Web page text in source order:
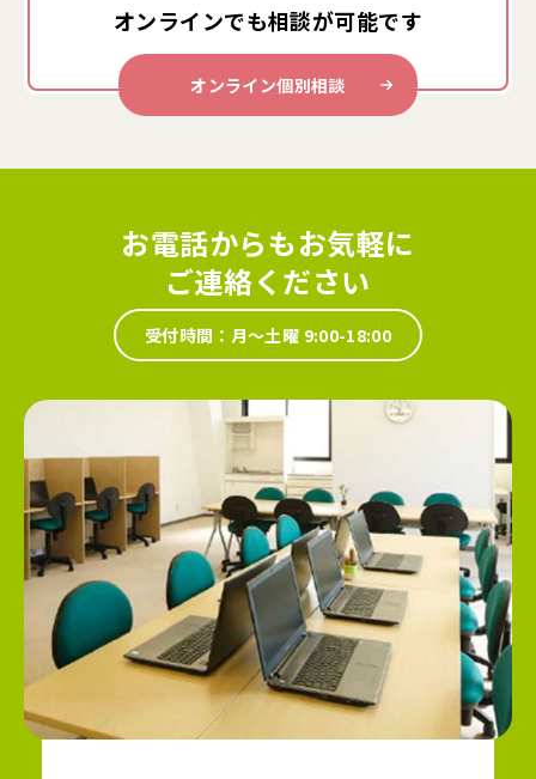
オンラインでも相談が可能です
オンライン個別相談
お電話からもお気軽に
ご連絡ください
受付時間：月～土曜 9:00-18:00